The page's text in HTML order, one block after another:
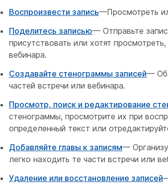
Воспроизвести запись—Просмотреть
Поделитесь записью— Отправьте
присутствовать или хотят
вебинара.
Создавайте стенограммы записей—
частей встречи или вебинара.
Просмотр, поиск и редактирование
стенограммы, просмотрите их при
определенный текст или
Добавляйте главы к записям—
легко находить те части встречи или
Удаление или восстановление записей